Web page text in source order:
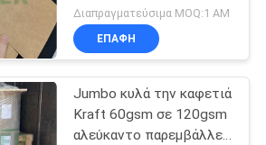
παρεμβάλλει λευκές
σελίδες στα χαρτονένια
φύλλα της Kraft
Διαπραγματεύσιμα MOQ:1 ΑΜ
ΕΠΑΦΉ
Jumbo κυλά την καφετιά
Kraft 60gsm σε 120gsm
αλεύκαντο παρεμβάλλει